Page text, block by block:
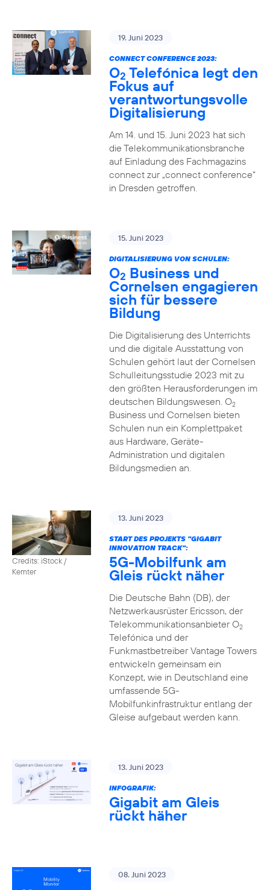
19. Juni 2023
CONNECT CONFERENCE 2023:
O2 Telefónica legt den
Fokus auf
verantwortungsvolle
Digitalisierung
Am 14. und 15. Juni 2023 hat sich
die Telekommunikationsbranche
auf Einladung des Fachmagazins
connect zur „connect conference“
in Dresden getroffen.
15. Juni 2023
DIGITALISIERUNG VON SCHULEN:
O2 Business und
Cornelsen engagieren
sich für bessere
Bildung
Die Digitalisierung des Unterrichts
und die digitale Ausstattung von
Schulen gehört laut der Cornelsen
Schulleitungsstudie 2023 mit zu
den größten Herausforderungen im
deutschen Bildungswesen. O2
Business und Cornelsen bieten
Schulen nun ein Komplettpaket
aus Hardware, Geräte-
Administration und digitalen
Bildungsmedien an.
Credits: iStock /
Kemter
13. Juni 2023
START DES PROJEKTS "GIGABIT
INNOVATION TRACK":
5G-Mobilfunk am
Gleis rückt näher
Die Deutsche Bahn (DB), der
Netzwerkausrüster Ericsson, der
Telekommunikationsanbieter O2
Telefónica und der
Funkmastbetreiber Vantage Towers
entwickeln gemeinsam ein
Konzept, wie in Deutschland eine
umfassende 5G-
Mobilfunkinfrastruktur entlang der
Gleise aufgebaut werden kann.
13. Juni 2023
INFOGRAFIK:
Gigabit am Gleis
rückt häher
08. Juni 2023